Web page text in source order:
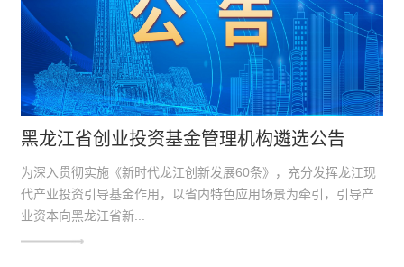
黑龙江省创业投资基金管理机构遴选公告
为深入贯彻实施《新时代龙江创新发展60条》，充分发挥龙江现
代产业投资引导基金作用，以省内特色应用场景为牵引，引导产
业资本向黑龙江省新...